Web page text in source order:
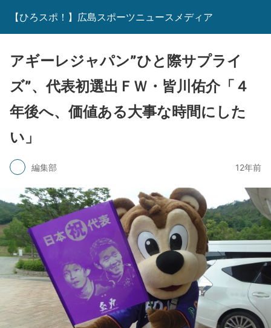
【ひろスポ！】広島スポーツニュースメディア
アギーレジャパン”ひと際サプライ
ズ”、代表初選出ＦＷ・皆川佑介「４
年後へ、価値ある大事な時間にした
い」
編集部 12年前